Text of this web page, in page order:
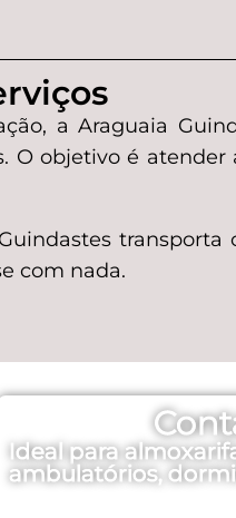
a Araguaia
O objetivo é
com nada.
Ideal para
ambulatórios,